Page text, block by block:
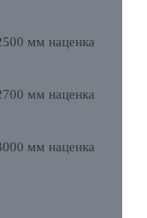
мм наценка
мм наценка
мм наценка